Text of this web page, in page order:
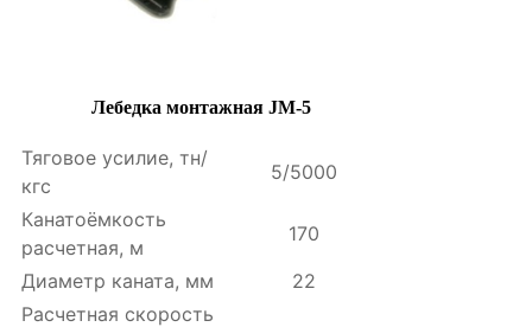
Лебедка монтажная JM-5
Тяговое усилие, тн/
кгс
5/5000
Канатоёмкость
расчетная, м
170
Диаметр каната, мм
22
Расчетная скорость